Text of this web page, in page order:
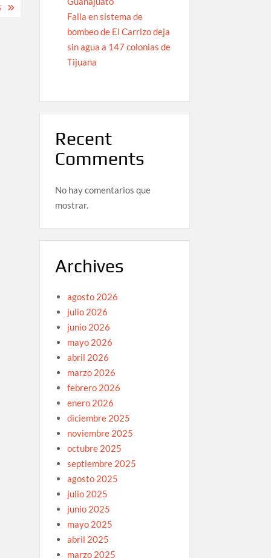
Falla en sistema de
bombeo de El Carrizo deja
sin agua a 147 colonias de
Tijuana
Recent
Comments
No hay comentarios que
mostrar.
Archives
agosto 2026
julio 2026
junio 2026
mayo 2026
abril 2026
marzo 2026
febrero 2026
enero 2026
diciembre 2025
noviembre 2025
octubre 2025
septiembre 2025
agosto 2025
julio 2025
junio 2025
mayo 2025
abril 2025
marzo 2025